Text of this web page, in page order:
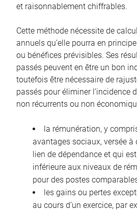
et raisonnablement chiffrables.
Cette méthode nécessite de
annuels qu’elle pourra en
ou bénéfices prévisibles. Ses
passés peuvent en être un bon
toutefois être nécessaire de
passés pour éliminer l’incidence
non récurrents ou non
la rémunération, y
avantages sociaux, versée
lien de dépendance et qui
inférieure aux niveaux de
pour des postes
les gains ou pertes
au cours d’un exercice, par